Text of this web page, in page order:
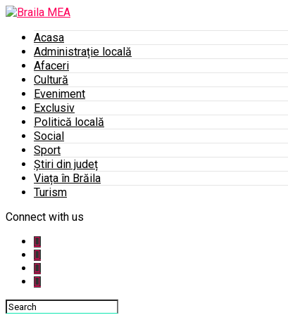
Acasa
Administrație locală
Afaceri
Cultură
Eveniment
Exclusiv
Politică locală
Social
Sport
Știri din județ
Viața în Brăila
Turism
Connect with us